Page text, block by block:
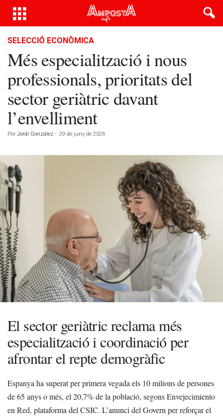
SELECCIÓ ECONÒMICA
Més especialització i nous
professionals, prioritats del
sector geriàtric davant
l’envelliment
Por Jordi González - 29 de juny de 2026
El sector geriàtric reclama més
especialització i coordinació per
afrontar el repte demogràfic
Espanya ha superat per primera vegada els 10 milions de persones
de 65 anys o més, el 20,7% de la població, segons Envejecimiento
en Red, plataforma del CSIC. L’anunci del Govern per reforçar el